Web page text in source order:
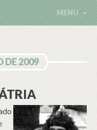
MENU
DE 2009